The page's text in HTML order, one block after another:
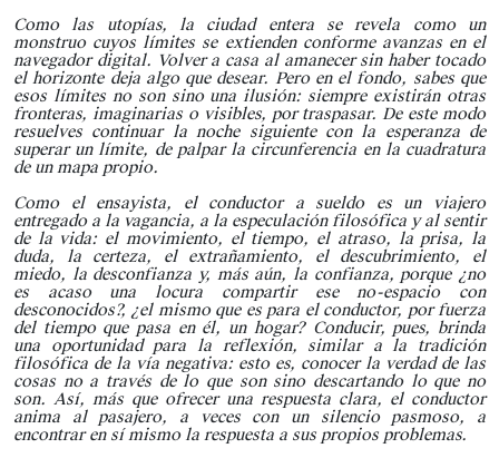
Como las utopías, la ciudad entera se revela como un
monstruo cuyos límites se extienden conforme avanzas en el
navegador digital. Volver a casa al amanecer sin haber tocado
el horizonte deja algo que desear. Pero en el fondo, sabes que
esos límites no son sino una ilusión: siempre existirán otras
fronteras, imaginarias o visibles, por traspasar. De este modo
resuelves continuar la noche siguiente con la esperanza de
superar un límite, de palpar la circunferencia en la cuadratura
de un mapa propio.
Como el ensayista, el conductor a sueldo es un viajero
entregado a la vagancia, a la especulación filosófica y al sentir
de la vida: el movimiento, el tiempo, el atraso, la prisa, la
duda, la certeza, el extrañamiento, el descubrimiento, el
miedo, la desconfianza y, más aún, la confianza, porque ¿no
es acaso una locura compartir ese no-espacio con
desconocidos?, ¿el mismo que es para el conductor, por fuerza
del tiempo que pasa en él, un hogar? Conducir, pues, brinda
una oportunidad para la reflexión, similar a la tradición
filosófica de la vía negativa: esto es, conocer la verdad de las
cosas no a través de lo que son sino descartando lo que no
son. Así, más que ofrecer una respuesta clara, el conductor
anima al pasajero, a veces con un silencio pasmoso, a
encontrar en sí mismo la respuesta a sus propios problemas.